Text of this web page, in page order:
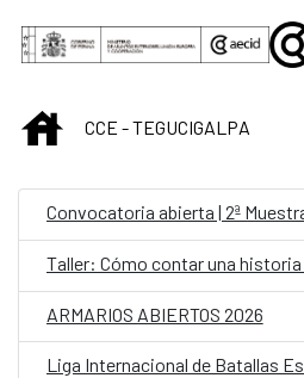
Saltar al contenido principal
INICIOCCE - TEGUCIGALPA
Taller: Cómo contar una
ARMARIOS ABIERTOS 2026
Liga Internacional de Batallas